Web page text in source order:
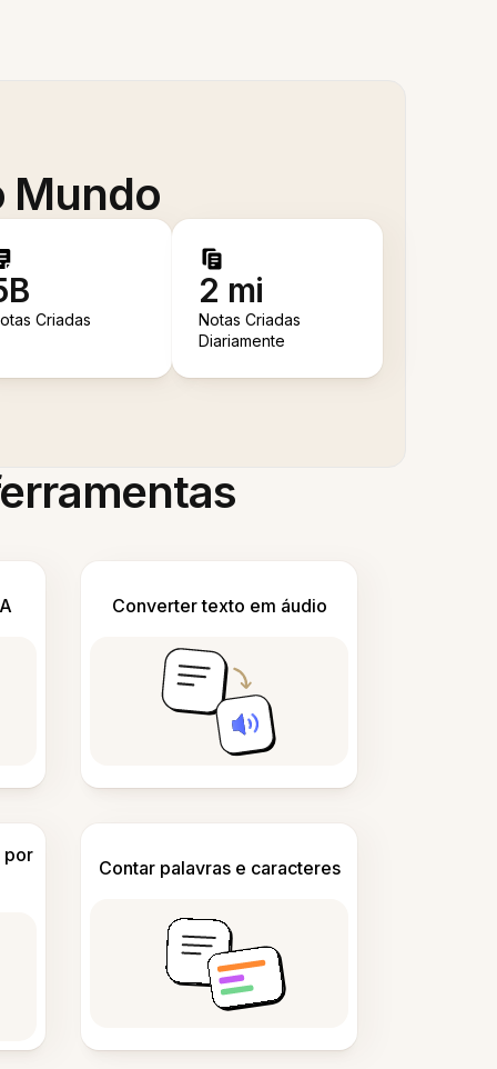
Mundo
Criadas
2 mi
Notas Criadas
Diariamente
Converter texto em áudio
por
Contar palavras e caracteres